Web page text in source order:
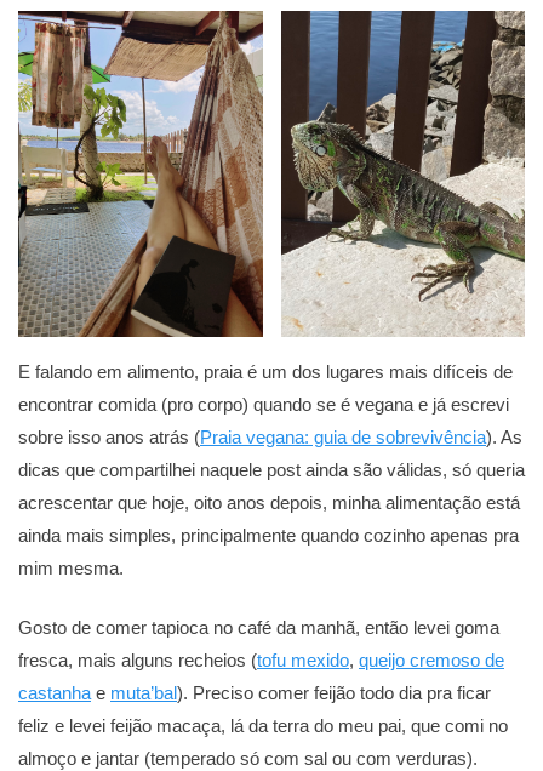
E falando em alimento, praia é um dos lugares mais difíceis de
encontrar comida (pro corpo) quando se é vegana e já escrevi
sobre isso anos atrás (Praia vegana: guia de sobrevivência). As
dicas que compartilhei naquele post ainda são válidas, só queria
acrescentar que hoje, oito anos depois, minha alimentação está
ainda mais simples, principalmente quando cozinho apenas pra
mim mesma.
Gosto de comer tapioca no café da manhã, então levei goma
fresca, mais alguns recheios (tofu mexido, queijo cremoso de
castanha e muta’bal). Preciso comer feijão todo dia pra ficar
feliz e levei feijão macaça, lá da terra do meu pai, que comi no
almoço e jantar (temperado só com sal ou com verduras).